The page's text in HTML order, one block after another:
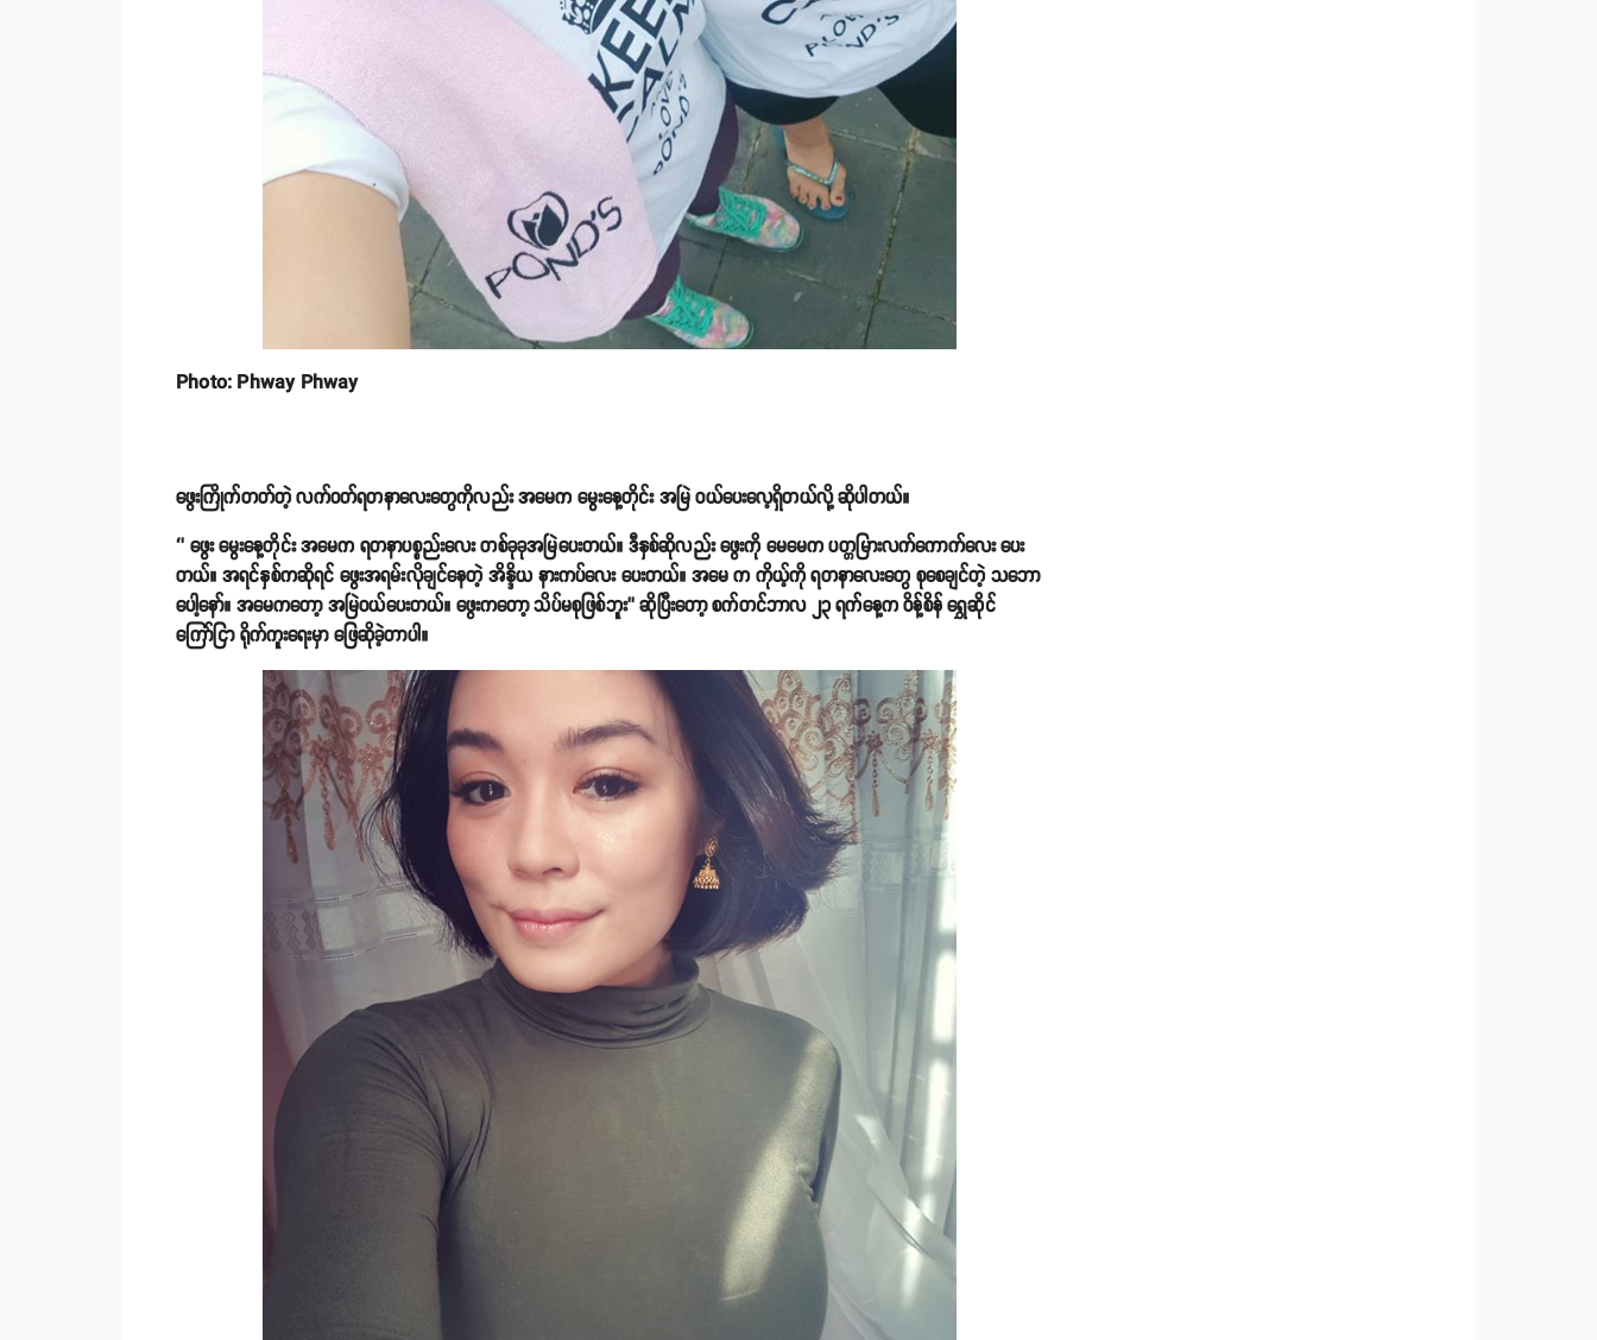
Photo: Phway Phway
ဖွေးကြိုက်တတ်တဲ့ လက်ဝတ်ရတနာလေးတွေကိုလည်း အမေက မွေးနေ့တိုင်း အမြဲ ဝယ်ပေးလေ့ရှိတယ်လို့ ဆိုပါတယ်။
‘’ ဖွေး မွေးနေ့တိုင်း အမေက ရတနာပစ္စည်းလေး တစ်ခုခုအမြဲပေးတယ်။ ဒီနှစ်ဆိုလည်း ဖွေးကို မေမေက ပတ္တမြားလက်ကောက်လေး ပေး
တယ်။ အရင်နှစ်ကဆိုရင် ဖွေးအရမ်းလိုချင်နေတဲ့ အိန္ဒိယ နားကပ်လေး ပေးတယ်။ အမေ က ကိုယ့်ကို ရတနာလေးတွေ စုစေချင်တဲ့ သဘော
ပေါ့နော်။ အမေကတော့ အမြဲဝယ်ပေးတယ်။ ဖွေးကတော့ သိပ်မစုဖြစ်ဘူး’’ ဆိုပြီးတော့ စက်တင်ဘာလ ၂၃ ရက်နေ့က ဝိန့်စိန် ရွှေဆိုင်
ကြော်ငြာ ရိုက်ကူးရေးမှာ ဖြေဆိုခဲ့တာပါ။